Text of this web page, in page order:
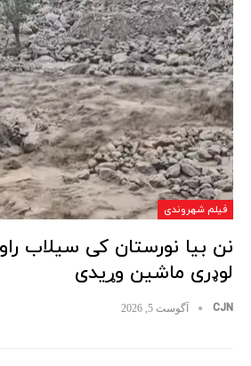
فیلم شهروندی
نن بیا نورستان کی سیلاب
لوډری ماشین وړیدی
CJN آگوست 5, 2026